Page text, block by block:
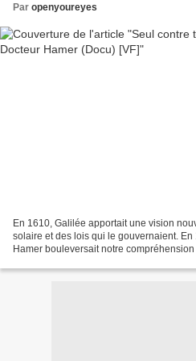
Par openyoureyes
En 1610, Galilée apportait une vision
solaire et des lois qui le gouvernaient.
Hamer bouleversait notre